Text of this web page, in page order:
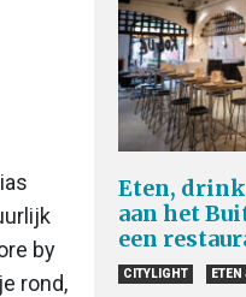
by
rond,
Eten,
aan het
een
CITYLIGHT ETEN